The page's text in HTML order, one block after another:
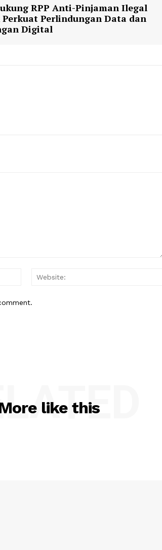
RPP Anti-Pinjaman Ilegal
Perlindungan Data dan
Digital
Email:*
like this